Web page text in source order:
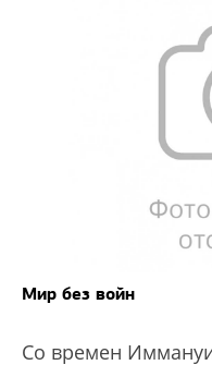
Мир без войн
Со времен